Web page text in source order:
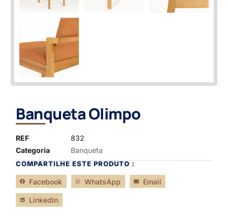
Banqueta Olimpo
REF
832
Categoria
Banqueta
COMPARTILHE ESTE PRODUTO :
Facebook WhatsApp Email
LinkedIn